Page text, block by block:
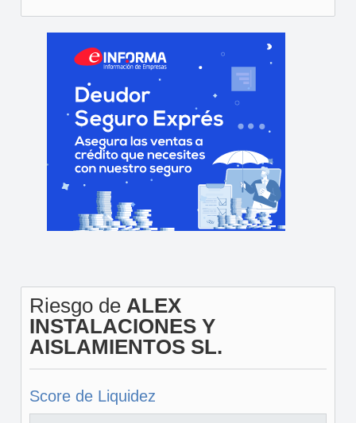
Riesgo de ALEX
INSTALACIONES Y
AISLAMIENTOS SL.
Score de Liquidez